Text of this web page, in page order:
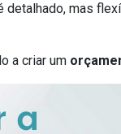
detalhado, mas
a criar um